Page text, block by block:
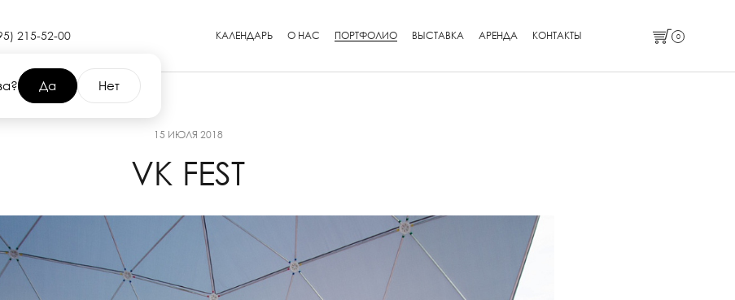
Да Нет
215-52-00 КАЛЕНДАРЬ О НАС ПОРТФОЛИО ВЫСТАВКА АРЕНДА КОНТАКТЫ 0
15 ИЮЛЯ 2018
VK FEST